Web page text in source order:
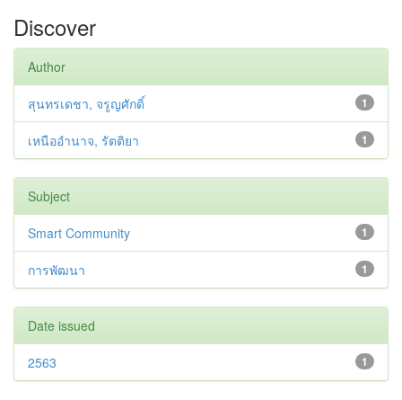
Discover
Author
1
สุนทรเดชา, จรูญศักดิ์
1
เหนืออำนาจ, รัตติยา
Subject
1
Smart Community
1
การพัฒนา
Date issued
1
2563